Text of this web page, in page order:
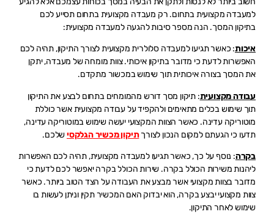
למעבדה מקצועית בתחום. רק מעבדה מקצועית בתחום תסייע לכם
בתיקון המסך. הנה מספר סיבות להגעה למעבדה מקצועית:
איכות: כאשר תגיעו למעבדה סלולרית מקצועית לצורך התיקון, תהיה לכם
האפשרות לדעת כי מדובר בתיקון איכותי. צוות מומחה של מעבדה, יתקן
את המסך בצורה איכותית תוך שימוש במכשור מתקדם.
עבודה מקצועית: תיקון מסך דורש מהמומחים בתחום לבצע את התיקון
תוך שימוש בכלים מתאימים ולהקפיד על עבודה מקצועית אשר כוללת
מוטוריקה עדינה. כאשר הצוות המקצועי יעשה שימוש במוטוריקה עדינה,
תדעו כי הגעתם למקום הנכון לצורךתיקון מכשיר הגלקסישלכם.
בקרה: נוסף על כך, כאשר תגיעו למעבדה מקצועית, תהיה לכם האפשרות
ליהנות משירות הכולל בקרה. שירות הכולל בקרה יאפשר לכם לדעת כי
מדובר בצוות מקצועי אשר מבצע את העבודה על הצד הטוב ביותר. כאשר
צוות מקצועי יבצע בקרה, הוא יבדוק האם המכשיר תקין וניתן לעשות בו
שימוש לאחר התיקון.